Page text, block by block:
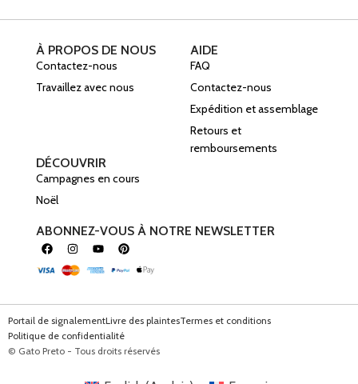
À PROPOS DE NOUS
Contactez-nous
Travaillez avec nous
AIDE
FAQ
Contactez-nous
Expédition et assemblage
Retours et
remboursements
DÉCOUVRIR
Campagnes en cours
Noël
ABONNEZ-VOUS À NOTRE NEWSLETTER
Portail de signalementLivre des plaintesTermes et conditions
Politique de confidentialité
© Gato Preto - Tous droits réservés